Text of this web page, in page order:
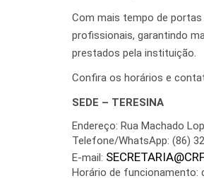
Com mais tempo de
profissionais, garantindo
prestados pela instituição.
Confira os horários e
SEDE – TERESINA
Endereço: Rua Machado
Telefone/WhatsApp: (86)
E-mail:
Horário de funcionamento: